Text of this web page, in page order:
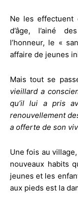
Ne les effectuent
d’âge, l’ainé
l’honneur, le «
affaire de jeunes
Mais tout se
vieillard a
qu’il lui a pris
renouvellement
a offerte de son
Une fois au
nouveaux habits
jeunes et les
aux pieds est la